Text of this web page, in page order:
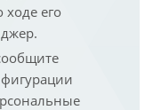
его